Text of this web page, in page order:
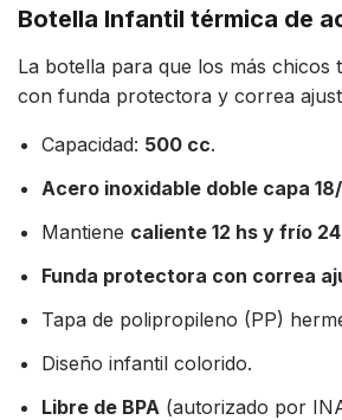
Botella Infantil térmica de
La botella para que los más chicos
con funda protectora y correa
Capacidad: 500 cc.
Acero inoxidable doble capa
Mantiene caliente 12 hs y frío
Funda protectora con correa
Tapa de polipropileno (PP)
Diseño infantil colorido.
Libre de BPA (autorizado por